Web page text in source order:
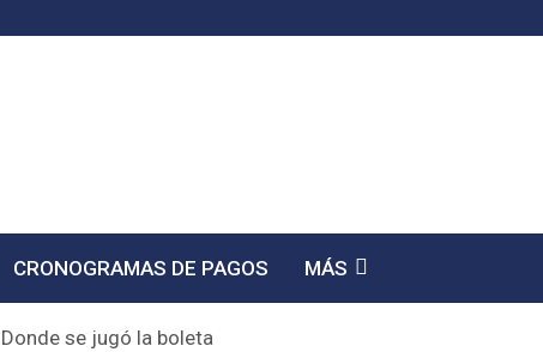
CRONOGRAMAS DE PAGOS MÁS
se jugó la boleta